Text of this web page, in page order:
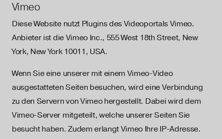
Vimeo
Diese Website nutzt Plugins des Videoportals Vimeo.
Anbieter ist die Vimeo Inc., 555 West 18th Street, New
York, New York 10011, USA.
Wenn Sie eine unserer mit einem Vimeo-Video
ausgestatteten Seiten besuchen, wird eine Verbindung
zu den Servern von Vimeo hergestellt. Dabei wird dem
Vimeo-Server mitgeteilt, welche unserer Seiten Sie
besucht haben. Zudem erlangt Vimeo Ihre IP-Adresse.